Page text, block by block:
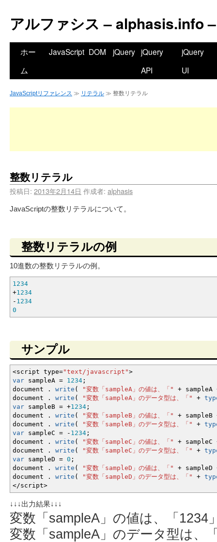
アルファシス – alphasis.info –
ホー
ム
JavaScript DOM jQuery jQuery
API
jQuery
UI
JavaScriptリファレンス ≫ リテラル ≫ 整数リテラル
整数リテラル
投稿日: 2013年2月14日 作成者: alphasis
JavaScriptの整数リテラルについて。
整数リテラルの例
10進数の整数リテラルの例。
1234
+1234
- 1234
0
サンプル
<script type="text/javascript">
var sampleA = 1234 ;
document . write ( "変数「sampleA」の値は、「" + sampleA
document . write ( "変数「sampleA」のデータ型は、「" +
var sampleB = +1234 ;
document . write ( "変数「sampleB」の値は、「" + sampleB
document . write ( "変数「sampleB」のデータ型は、「" +
var sampleC = - 1234 ;
document . write ( "変数「sampleC」の値は、「" + sampleC
document . write ( "変数「sampleC」のデータ型は、「" +
var sampleD = 0 ;
document . write ( "変数「sampleD」の値は、「" + sampleD
document . write ( "変数「sampleD」のデータ型は、「" +
</script>
↓↓↓出力結果↓↓↓
変数「sampleA」の値は、「1234
変数「sampleA」のデータ型は、